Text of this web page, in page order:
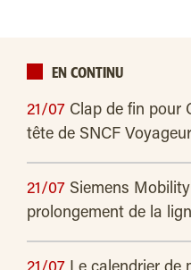
EN CONTINU
21/07 Clap de fin pour
tête de SNCF
21/07 Siemens
prolongement de la